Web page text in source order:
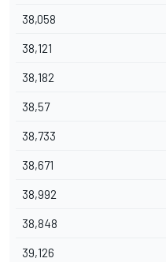
38,058
38,121
38,182
38,57
38,733
38,671
38,992
38,848
39,126